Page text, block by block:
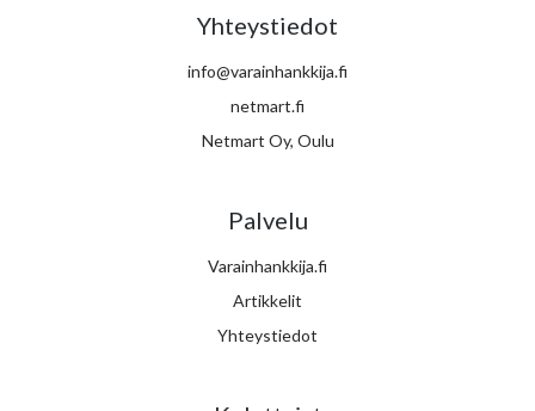
Yhteystiedot
info@varainhankkija.fi
netmart.fi
Netmart Oy, Oulu
Palvelu
Varainhankkija.fi
Artikkelit
Yhteystiedot